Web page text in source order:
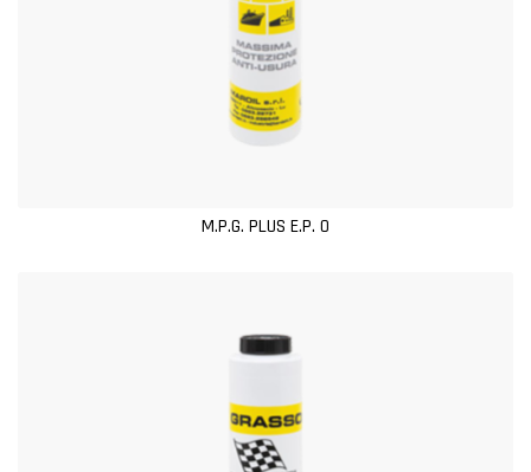
M.P.G. PLUS E.P. 0